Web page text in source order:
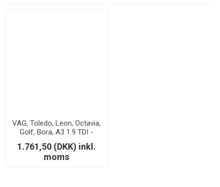
VAG, Toledo, Leon, Octavia,
Golf, Bora, A3 1.9 TDI -
Downpipe
1.761,50 (DKK) inkl.
moms